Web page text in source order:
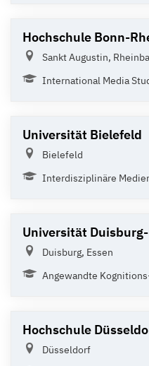
Hochschule Bonn-
Sankt Augustin,
International Media
Universität Bielefeld
Bielefeld
Interdisziplinäre
Universität
Duisburg, Essen
Angewandte
Hochschule
Düsseldorf